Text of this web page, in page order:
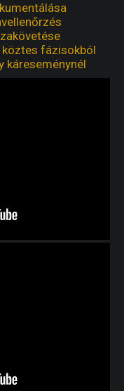
fázisokból
káreseménynél